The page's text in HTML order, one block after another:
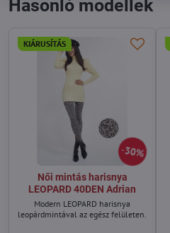
Hasonló modellek
30%
KIÁRUSÍTÁS
Női mintás harisnya
LEOPARD 40DEN Adrian
Modern LEOPARD harisnya
leopárdmintával az egész felületen.